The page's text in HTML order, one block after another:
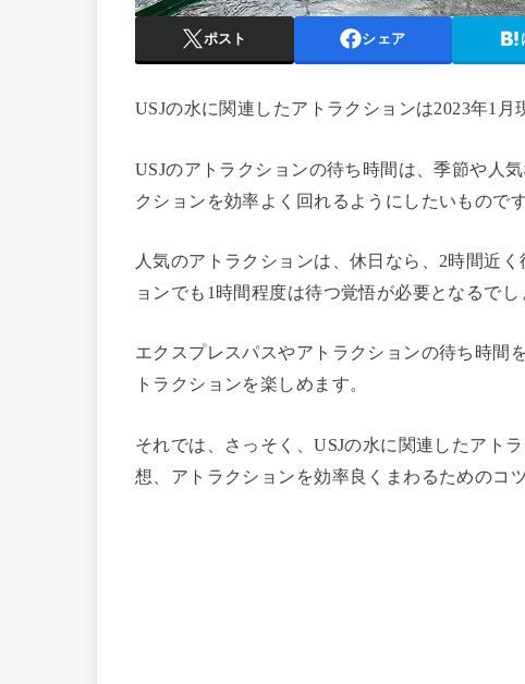
ポスト シェア
USJの水に関連したアトラクションは2023年1月
USJのアトラクションの待ち時間は、季節や人
クションを効率よく回れるようにしたいものです
人気のアトラクションは、休日なら、2時間近
ョンでも1時間程度は待つ覚悟が必要となるでし
エクスプレスパスやアトラクションの待ち時間
トラクションを楽しめます。
それでは、さっそく、USJの水に関連したアト
想、アトラクションを効率良くまわるためのコ